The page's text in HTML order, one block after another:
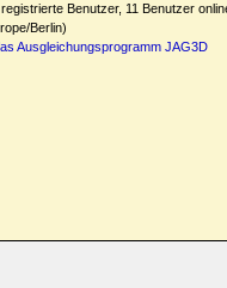
Benutzer, 11 Benutzer
Berlin)
Ausgleichungsprogramm JAG3D